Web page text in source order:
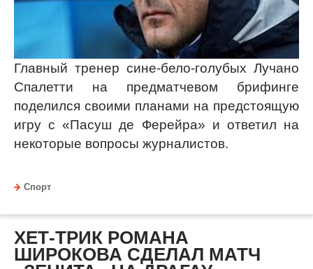
Главный тренер сине-бело-голубых Лучано
Спалетти на предматчевом брифинге
поделился своими планами на предстоящую
игру с «Пасуш де Ферейра» и ответил на
некоторые вопросы журналистов.
Спорт
ХЕТ-ТРИК РОМАНА
ШИРОКОВА СДЕЛАЛ МАТЧ